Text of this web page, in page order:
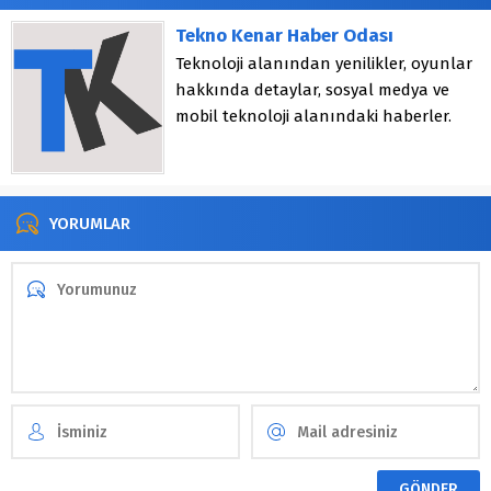
Tekno Kenar Haber Odası
Teknoloji alanından yenilikler, oyunlar
hakkında detaylar, sosyal medya ve
mobil teknoloji alanındaki haberler.
YORUMLAR